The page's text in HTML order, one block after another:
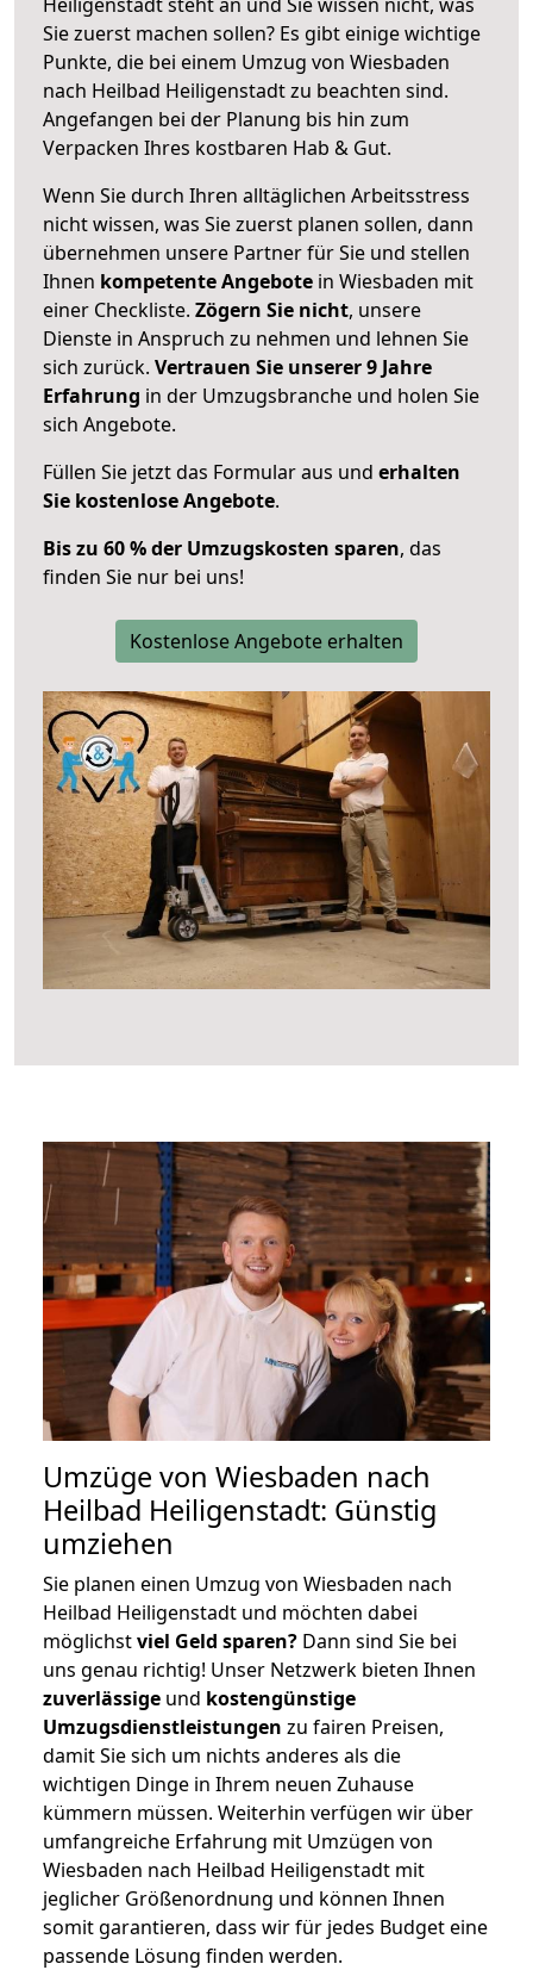
Sie zuerst machen sollen? Es gibt einige wichtige
Punkte, die bei einem Umzug von Wiesbaden
nach Heilbad Heiligenstadt zu beachten sind.
Angefangen bei der Planung bis hin zum
Verpacken Ihres kostbaren Hab & Gut.
Wenn Sie durch Ihren alltäglichen Arbeitsstress
nicht wissen, was Sie zuerst planen sollen, dann
übernehmen unsere Partner für Sie und stellen
Ihnen kompetente Angebote in Wiesbaden mit
einer Checkliste. Zögern Sie nicht, unsere
Dienste in Anspruch zu nehmen und lehnen Sie
sich zurück. Vertrauen Sie unserer 9 Jahre
Erfahrung in der Umzugsbranche und holen Sie
sich Angebote.
Füllen Sie jetzt das Formular aus und erhalten
Sie kostenlose Angebote.
Bis zu 60 % der Umzugskosten sparen, das
finden Sie nur bei uns!
Kostenlose Angebote erhalten
Umzüge von Wiesbaden nach
Heilbad Heiligenstadt: Günstig
umziehen
Sie planen einen Umzug von Wiesbaden nach
Heilbad Heiligenstadt und möchten dabei
möglichstviel Geld sparen? Dann sind Sie bei
uns genau richtig! Unser Netzwerk bieten Ihnen
zuverlässige und kostengünstige
Umzugsdienstleistungen zu fairen Preisen,
damit Sie sich um nichts anderes als die
wichtigen Dinge in Ihrem neuen Zuhause
kümmern müssen. Weiterhin verfügen wir über
umfangreiche Erfahrung mit Umzügen von
Wiesbaden nach Heilbad Heiligenstadt mit
jeglicher Größenordnung und können Ihnen
somit garantieren, dass wir für jedes Budget eine
passende Lösung finden werden.